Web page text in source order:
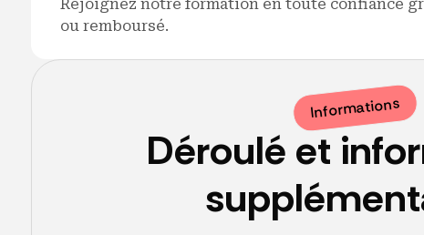
Rejoignez notre formation en toute confiance
ou remboursé.
Informations
Déroulé et